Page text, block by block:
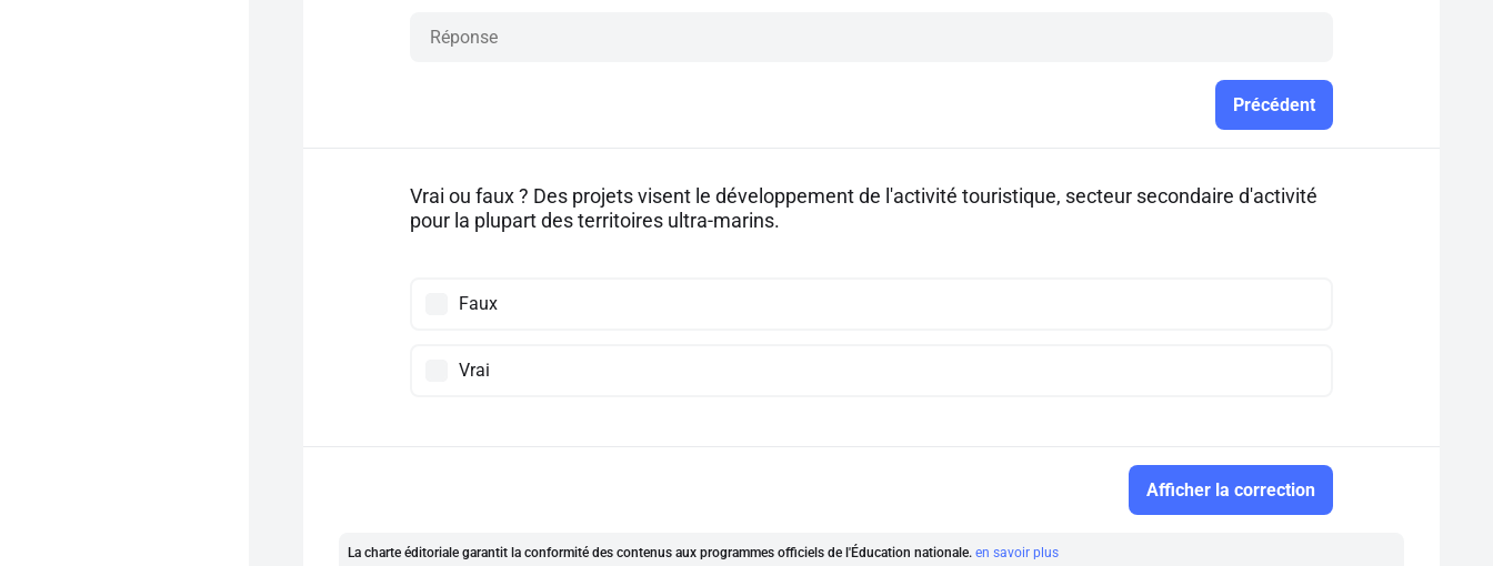
Précédent
Vrai ou faux ? Des projets visent le développement de l'activité touristique, secteur secondaire d'activité
pour la plupart des territoires ultra-marins.
Faux
Vrai
Afficher la correction
La charte éditoriale garantit la conformité des contenus aux programmes officiels de l'Éducation nationale. en savoir plus